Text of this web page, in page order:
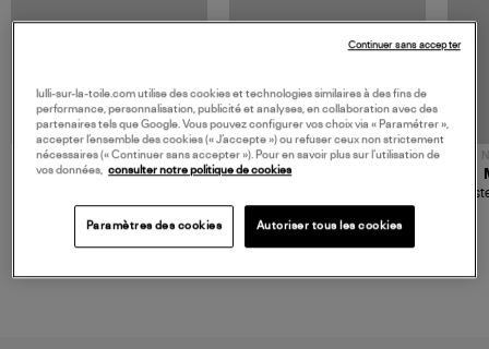
JEROME DREYFUSS
Champagne
NOUVELLE COLLECTION
Mousse
lulli-sur-la-toile.com utilise des cookies et technologies similaires à des fins de
performance, personnalisation, publicité et analyses, en collaboration avec des
partenaires tels que Google. Vous pouvez configurer vos choix via « Paramétrer »,
accepter l’ensemble des cookies (« J’accepte ») ou refuser ceux non strictement
nécessaires (« Continuer sans accepter »). Pour en savoir plus sur l’utilisation de
vos données,
consulter notre politique de cookies
Paramètres des cookies Autoriser tous les cookies
Continuer sans accepter